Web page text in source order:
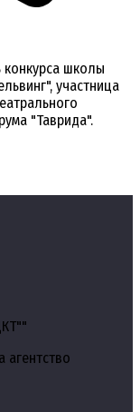
школы
участница
"Таврида".
агентство